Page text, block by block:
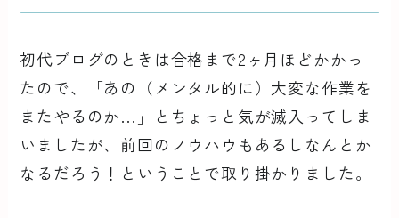
初代ブログのときは合格まで2ヶ月ほどかかっ
たので、「あの（メンタル的に）大変な作業を
またやるのか…」とちょっと気が滅入ってしま
いましたが、前回のノウハウもあるしなんとか
なるだろう！ということで取り掛かりました。